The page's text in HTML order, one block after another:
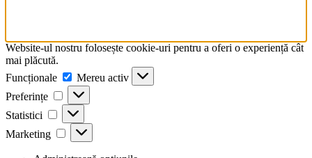
Website-ul nostru folosește cookie-uri pentru a oferi o experiență cât
mai plăcută.
Funcționale
Mereu activ
Preferințe
Statistici
Marketing